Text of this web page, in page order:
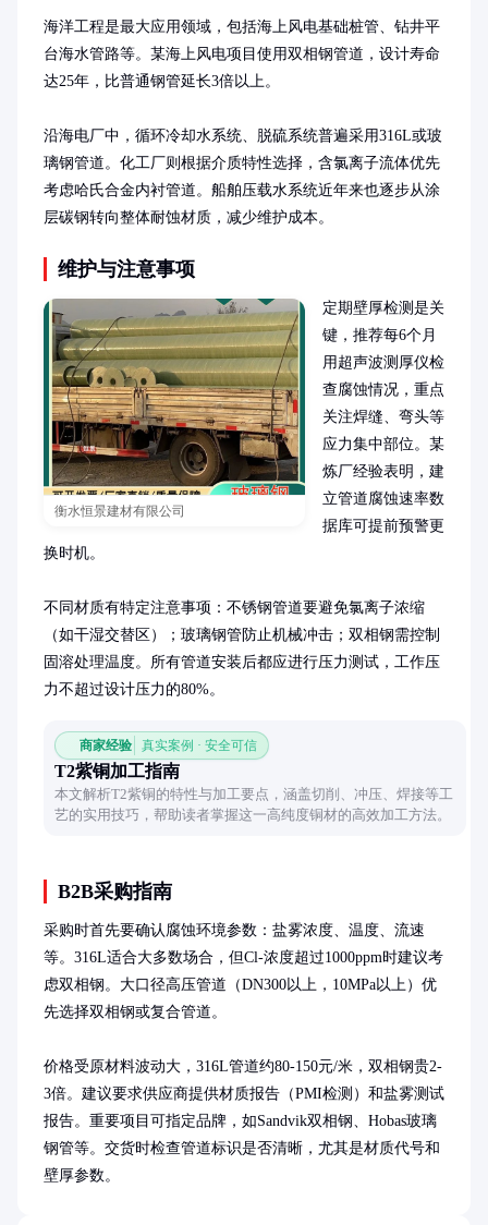
海洋工程是最大应用领域，包括海上风电基础桩管、钻井平
台海水管路等。某海上风电项目使用双相钢管道，设计寿命
达25年，比普通钢管延长3倍以上。
沿海电厂中，循环冷却水系统、脱硫系统普遍采用316L或玻
璃钢管道。化工厂则根据介质特性选择，含氯离子流体优先
考虑哈氏合金内衬管道。船舶压载水系统近年来也逐步从涂
层碳钢转向整体耐蚀材质，减少维护成本。
维护与注意事项
衡水恒景建材有限公司
定期壁厚检测是关
键，推荐每6个月
用超声波测厚仪检
查腐蚀情况，重点
关注焊缝、弯头等
应力集中部位。某
炼厂经验表明，建
立管道腐蚀速率数
据库可提前预警更
换时机。
不同材质有特定注意事项：不锈钢管道要避免氯离子浓缩
（如干湿交替区）；玻璃钢管防止机械冲击；双相钢需控制
固溶处理温度。所有管道安装后都应进行压力测试，工作压
力不超过设计压力的80%。
商家经验 真实案例 · 安全可信
T2紫铜加工指南
本文解析T2紫铜的特性与加工要点，涵盖切削、冲压、焊接等工
艺的实用技巧，帮助读者掌握这一高纯度铜材的高效加工方法。
B2B采购指南
采购时首先要确认腐蚀环境参数：盐雾浓度、温度、流速
等。316L适合大多数场合，但Cl-浓度超过1000ppm时建议考
虑双相钢。大口径高压管道（DN300以上，10MPa以上）优
先选择双相钢或复合管道。
价格受原材料波动大，316L管道约80-150元/米，双相钢贵2-
3倍。建议要求供应商提供材质报告（PMI检测）和盐雾测试
报告。重要项目可指定品牌，如Sandvik双相钢、Hobas玻璃
钢管等。交货时检查管道标识是否清晰，尤其是材质代号和
壁厚参数。